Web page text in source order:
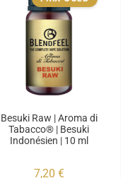
Besuki Raw | Aroma di
Tabacco® | Besuki
Indonésien | 10 ml
7,20 €